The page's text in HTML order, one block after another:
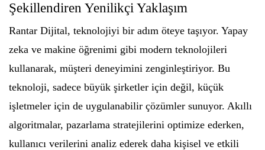
Şekillendiren Yenilikçi Yaklaşım
Rantar Dijital, teknolojiyi bir adım öteye taşıyor. Yapay
zeka ve makine öğrenimi gibi modern teknolojileri
kullanarak, müşteri deneyimini zenginleştiriyor. Bu
teknoloji, sadece büyük şirketler için değil, küçük
işletmeler için de uygulanabilir çözümler sunuyor. Akıllı
algoritmalar, pazarlama stratejilerini optimize ederken,
kullanıcı verilerini analiz ederek daha kişisel ve etkili